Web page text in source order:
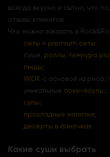
всегда вкусно и сытно, что
отзывы клиентов.
Что можно заказать в
сеты и premium сеты;
суши, роллы темпура
пиццу;
WOK с основой из риса/
уникальные поке-боулы;
супы;
прохладные напитки;
десерты в баночках.
Какие суши выбрать